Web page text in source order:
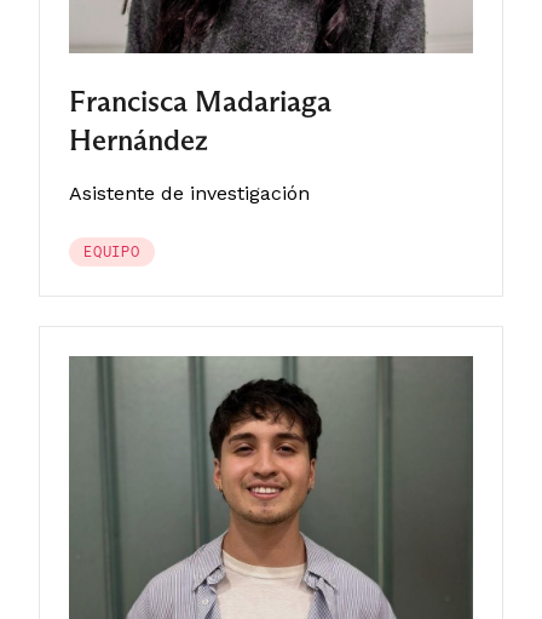
Francisca Madariaga
Hernández
Asistente de investigación
EQUIPO